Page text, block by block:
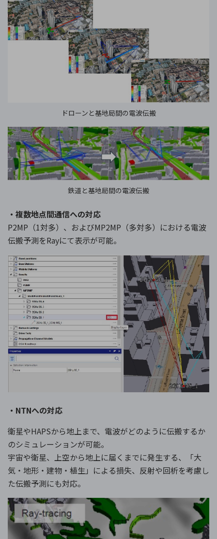
ドローンと基地局間の電波伝搬
鉄道と基地局間の電波伝搬
・複数地点間通信への対応
P2MP（1対多）、およびMP2MP（多対多）における電波
伝搬予測をRayにて表示が可能。
・NTNへの対応
衛星やHAPSから地上まで、電波がどのように伝搬するか
のシミュレーションが可能。
宇宙や衛星、上空から地上に届くまでに発生する、「大
気・地形・建物・植生」による損失、反射や回析を考慮し
た伝搬予測にも対応。